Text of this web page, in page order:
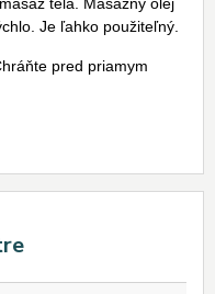
Je ľahko použiteľný.
pred priamym